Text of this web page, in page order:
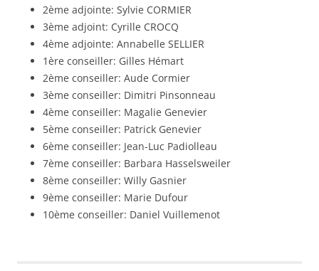
2ème adjointe: Sylvie CORMIER
3ème adjoint: Cyrille CROCQ
4ème adjointe: Annabelle SELLIER
1ère conseiller: Gilles Hémart
2ème conseiller: Aude Cormier
3ème conseiller: Dimitri Pinsonneau
4ème conseiller: Magalie Genevier
5ème conseiller: Patrick Genevier
6ème conseiller: Jean-Luc Padiolleau
7ème conseiller: Barbara Hasselsweiler
8ème conseiller: Willy Gasnier
9ème conseiller: Marie Dufour
10ème conseiller: Daniel Vuillemenot